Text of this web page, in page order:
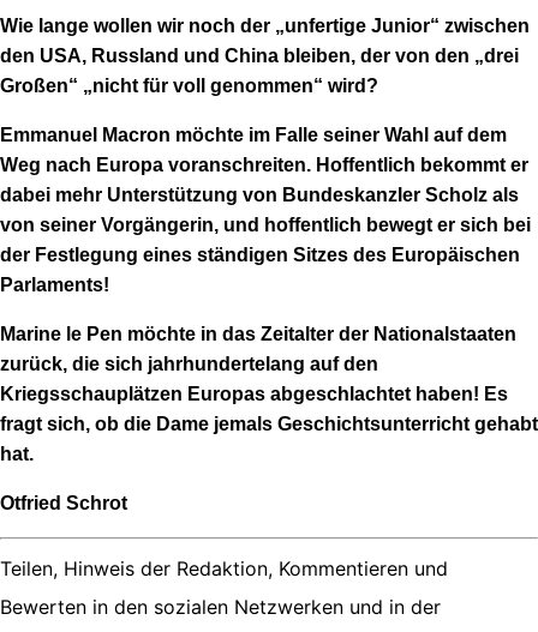
Wie lange wollen wir noch der „unfertige Junior“ zwischen
den USA, Russland und China bleiben, der von den „drei
Großen“ „nicht für voll genommen“ wird?
Emmanuel Macron möchte im Falle seiner Wahl auf dem
Weg nach Europa voranschreiten. Hoffentlich bekommt er
dabei mehr Unterstützung von Bundeskanzler Scholz als
von seiner Vorgängerin, und hoffentlich bewegt er sich bei
der Festlegung eines ständigen Sitzes des Europäischen
Parlaments!
Marine le Pen möchte in das Zeitalter der Nationalstaaten
zurück, die sich jahrhundertelang auf den
Kriegsschauplätzen Europas abgeschlachtet haben! Es
fragt sich, ob die Dame jemals Geschichtsunterricht gehabt
hat.
Otfried Schrot
Teilen, Hinweis der Redaktion, Kommentieren und
Bewerten in den sozialen Netzwerken und in der